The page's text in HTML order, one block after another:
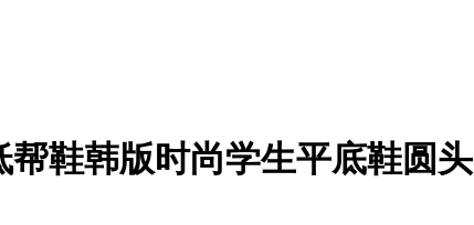
鞋韩版时尚学生平底鞋圆头